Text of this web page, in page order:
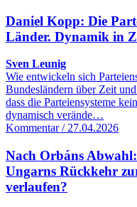
Daniel Kopp: Die
Länder. Dynamik in
Sven Leunig
Wie entwickeln sich
Bundesländern über Zeit
dass die Parteiensysteme
dynamisch verände…
Kommentar / 27.04.2026
Nach Orbáns
Ungarns Rückkehr
verlaufen?